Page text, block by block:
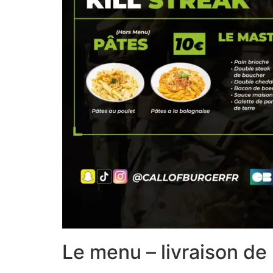
Le menu – livraison